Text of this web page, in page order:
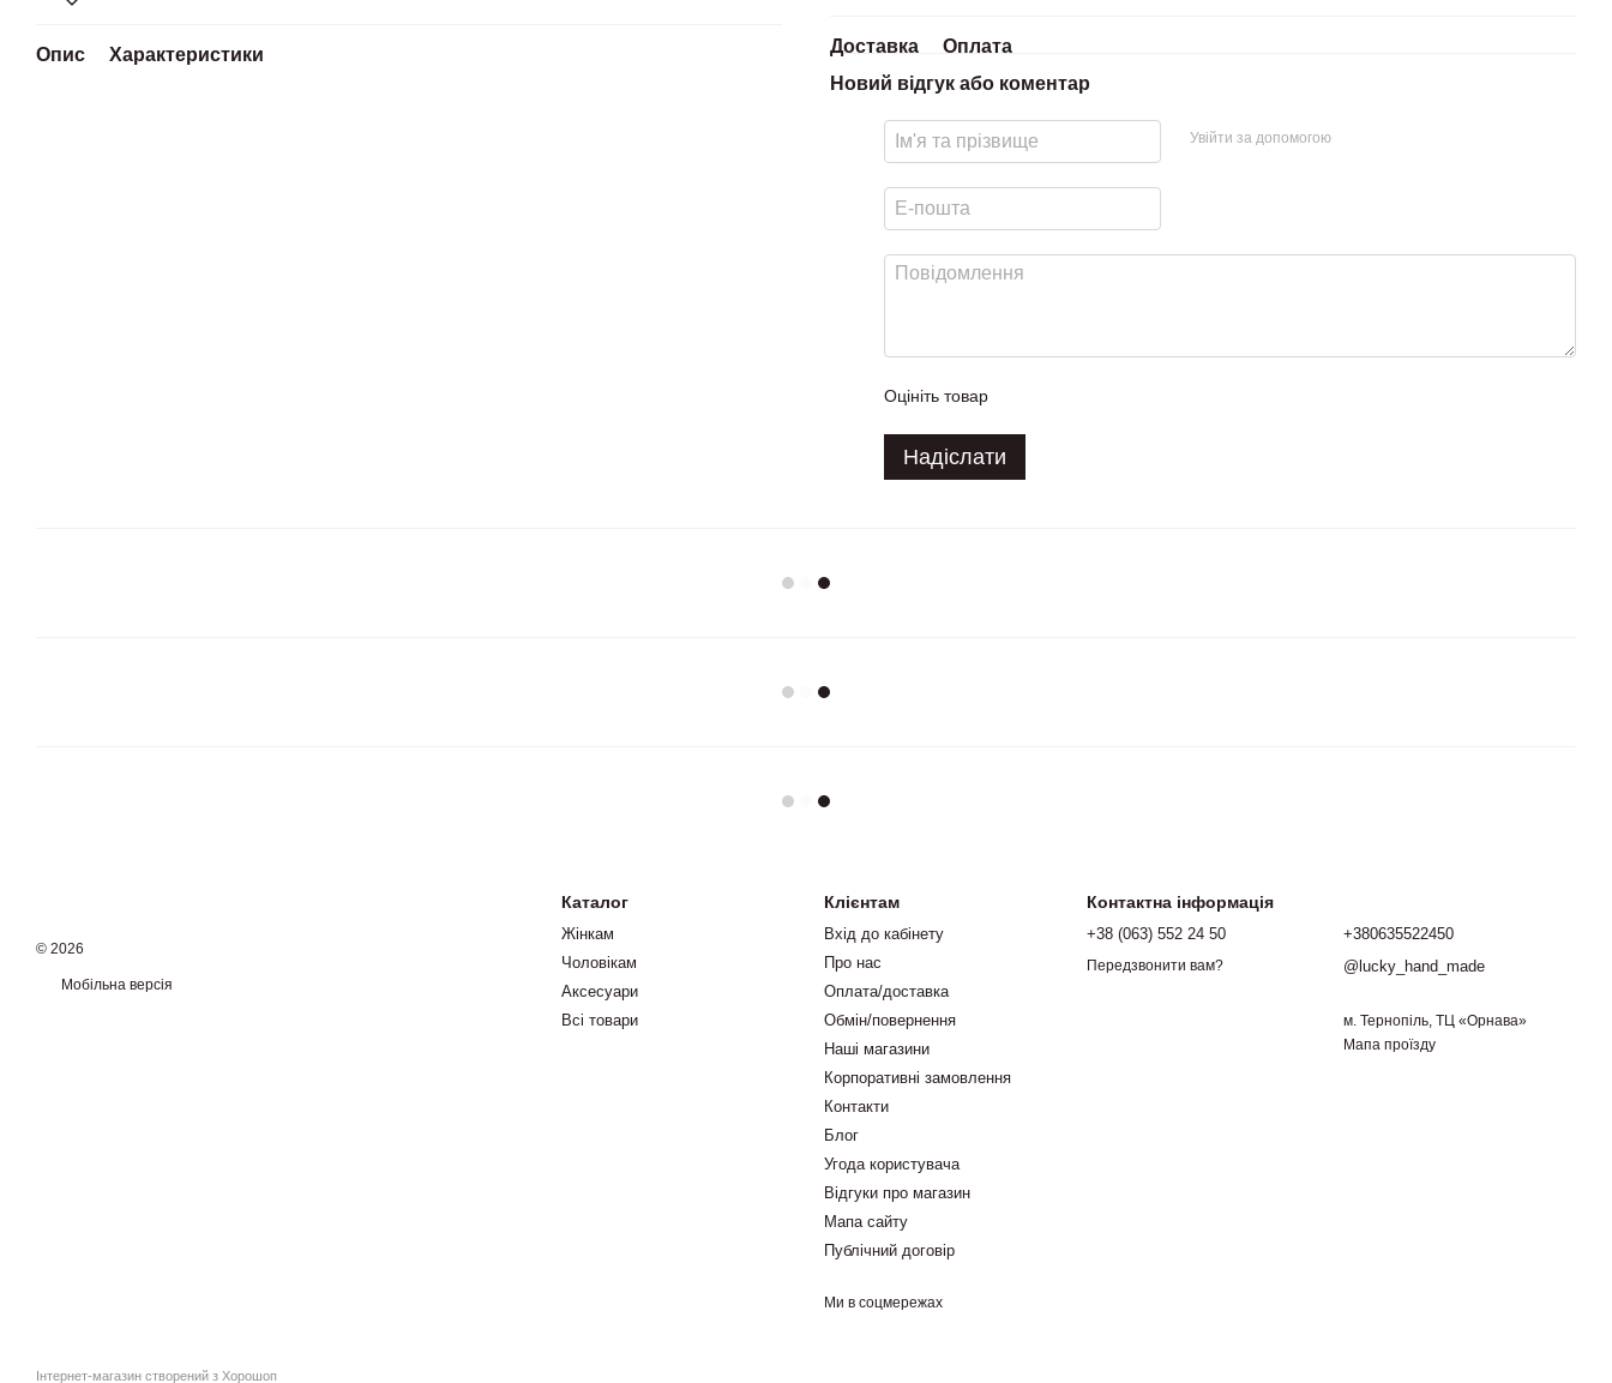
Опис Характеристики Доставка
Оплата
Новий відгук або коментар
Увійти за допомогою
Оцініть товар
Надіслати
© 2026
Мобільна версія
Інтернет-магазин створений з Хорошоп
Каталог
Жінкам
Чоловікам
Аксесуари
Всі товари
Клієнтам
Вхід до кабінету
Про нас
Оплата/доставка
Обмін/повернення
Наші магазини
Корпоративні замовлення
Контакти
Блог
Угода користувача
Відгуки про магазин
Мапа сайту
Публічний договір
Ми в соцмережах
Контактна інформація
+38 (063) 552 24 50
Передзвонити вам?
+380635522450
@lucky_hand_made
м. Тернопіль, ТЦ «Орнава»
Мапа проїзду